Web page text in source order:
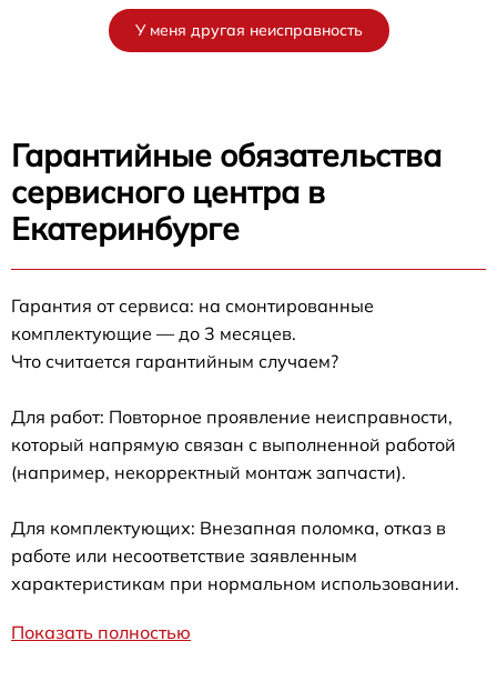
У меня другая неисправность
Гарантийные обязательства
сервисного центра в
Екатеринбурге
Гарантия от сервиса: на смонтированные
комплектующие — до 3 месяцев.
Что считается гарантийным случаем?
Для работ: Повторное проявление неисправности,
который напрямую связан с выполненной работой
(например, некорректный монтаж запчасти).
Для комплектующих: Внезапная поломка, отказ в
работе или несоответствие заявленным
характеристикам при нормальном использовании.
Показать полностью